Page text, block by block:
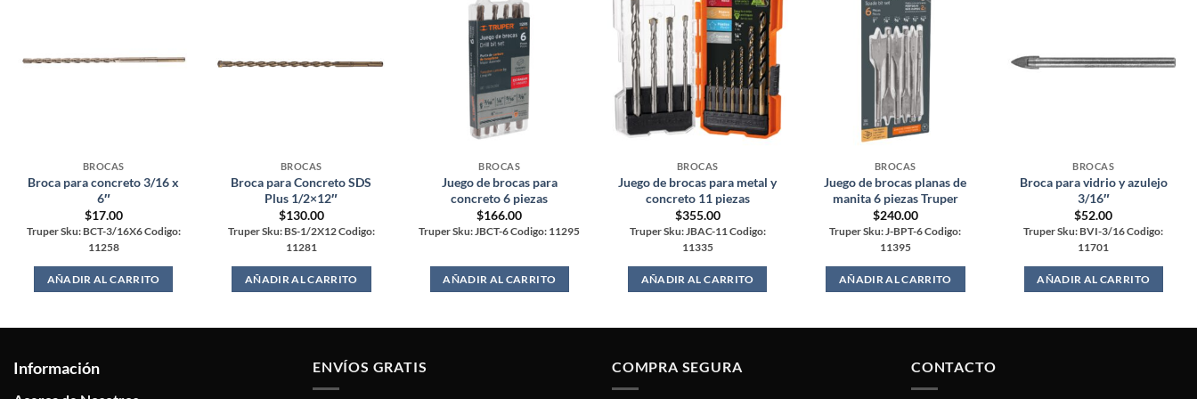
BROCAS
Broca para concreto 3/16 x
6″
$17.00
Truper Sku: BCT-3/16X6 Codigo:
11258
AÑADIR AL CARRITO
BROCAS
Broca para Concreto SDS
Plus 1/2×12″
$130.00
Truper Sku: BS-1/2X12 Codigo:
11281
AÑADIR AL CARRITO
BROCAS
Juego de brocas para
concreto 6 piezas
$166.00
Truper Sku: JBCT-6 Codigo: 11295
AÑADIR AL CARRITO
BROCAS
Juego de brocas para metal y
concreto 11 piezas
$355.00
Truper Sku: JBAC-11 Codigo:
11335
AÑADIR AL CARRITO
BROCAS
Juego de brocas planas de
manita 6 piezas Truper
$240.00
Truper Sku: J-BPT-6 Codigo:
11395
AÑADIR AL CARRITO
BROCAS
Broca para vidrio y azulejo
3/16″
$52.00
Truper Sku: BVI-3/16 Codigo:
11701
AÑADIR AL CARRITO
Información ENVÍOS GRATIS COMPRA SEGURA CONTACTO